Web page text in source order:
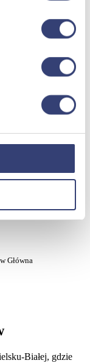
HUR
w Główna
Białej, gdzie